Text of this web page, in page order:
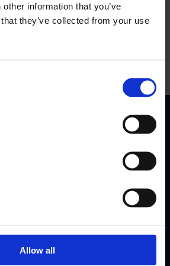
information that you’ve
they’ve collected from your use
Allow all
transparente
Schwermaschinen, HVAC,
Gebäudemanagement, Sicherheit